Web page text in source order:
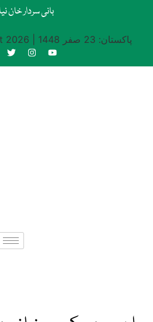
بانی سردار خان
2026
پاکستان: 23 صفر 1448